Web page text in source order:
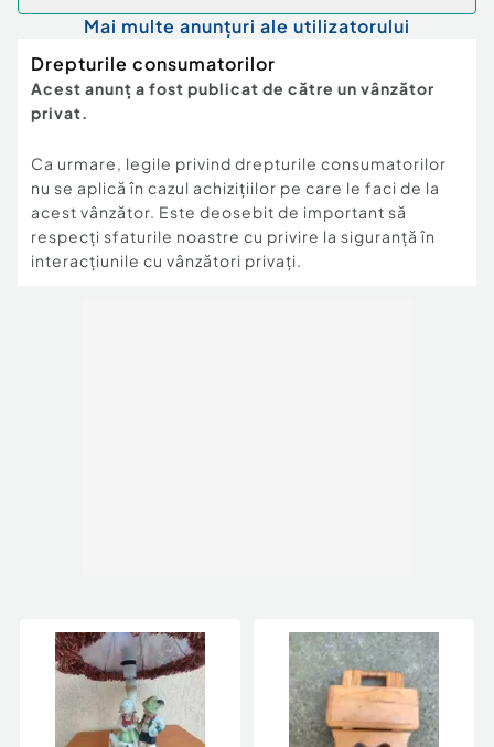
Mai multe anunțuri ale utilizatorului
Drepturile consumatorilor
Acest anunț a fost publicat de către un vânzător
privat.
Ca urmare, legile privind drepturile consumatorilor
nu se aplică în cazul achizițiilor pe care le faci de la
acest vânzător. Este deosebit de important să
respecți sfaturile noastre cu privire la siguranță în
interacțiunile cu vânzători privați.